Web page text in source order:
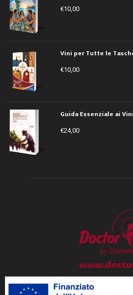
€10,00
Vini per Tutte le
€10,00
Guida Essenziale ai
€24,00